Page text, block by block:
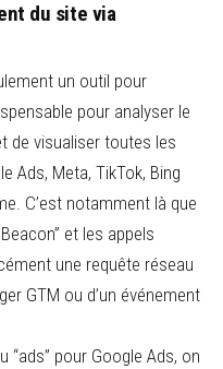
du site via
un outil pour
pour analyser le
de visualiser toutes les
Ads, Meta, TikTok, Bing
C’est notamment là que
et les appels
une requête réseau
GTM ou d’un événement
“ads” pour Google Ads, on